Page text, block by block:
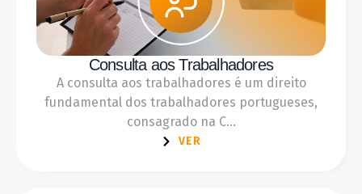
Consulta aos Trabalhadores
A consulta aos trabalhadores é um direito
fundamental dos trabalhadores portugueses,
consagrado na C...
VER